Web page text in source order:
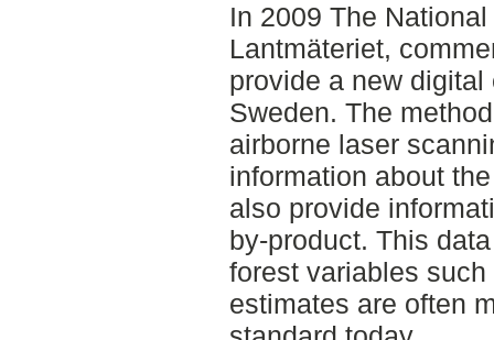
In 2009 The
Lantmäteriet,
provide a new
Sweden. The
airborne laser
information about
also provide
by-product. This
forest variables
estimates are often